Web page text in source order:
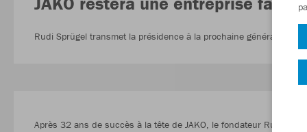
Rudi Sprügel transmet la présidence à la prochaine génération.
Après 32 ans de succès à la tête de JAKO, le fondateur Rudi